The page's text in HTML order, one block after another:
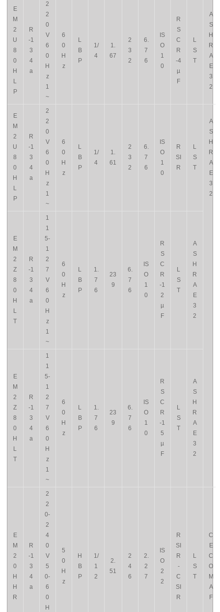
E
M
2
U
8
0
H
L
P
R
-1
3
4
a
2
2
0
V
6
0
H
z
1
~
6
0
H
z
L
B
P
1/
4
1.
67
2
3
2
6.
7
6
IS
O
1
0
R
S
C
R
-4
µ
F
L
S
T
A
S
H
R
A
E
3
2
E
M
2
U
8
0
H
L
P
R
-1
3
4
a
2
2
0
V
6
0
H
z
1
~
6
0
H
z
L
B
P
1/
4
1.
61
2
3
2
6.
7
6
IS
O
1
0
R
SI
R
L
S
T
A
S
H
R
A
E
3
2
E
M
2
Z
8
0
H
L
T
R
-1
3
4
a
1
1
5-
1
2
7
V
6
0
H
z
1
~
6
0
H
z
L
B
P
1.
7
6
23
9
6.
7
6
IS
O
1
0
R
S
C
R
-1
2
µ
F
L
S
T
A
S
H
R
A
E
3
2
E
M
2
Z
8
0
H
L
T
R
-1
3
4
a
1
1
5-
1
2
7
V
6
0
H
z
1
~
6
0
H
z
L
B
P
1.
7
6
23
9
6.
7
6
IS
O
1
0
R
S
C
R
-1
5
µ
F
L
S
T
A
S
H
R
A
E
3
2
E
M
2
0
H
H
R
R
-1
3
4
a
2
2
0-
2
4
0
V
5
0-
6
0
H
5
0
H
z
H
B
P
1/
1
2
2.
51
2
4
6
2.
2
7
IS
O
2
2
R
SI
R
-
C
SI
R
L
S
T
C
E
C
O
M
A
F